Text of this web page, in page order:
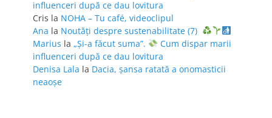
influenceri după ce dau lovitura
Cris la NOHA – Tu café, videoclipul
Ana la Noutăți despre sustenabilitate (7)
Marius la „Și-a făcut suma”.
Cum dispar marii
influenceri după ce dau lovitura
Denisa Lala la Dacia, șansa ratată a onomasticii
neaoșe